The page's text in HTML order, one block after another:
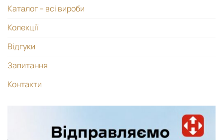
Каталог – всі вироби
Колекції
Відгуки
Запитання
Контакти